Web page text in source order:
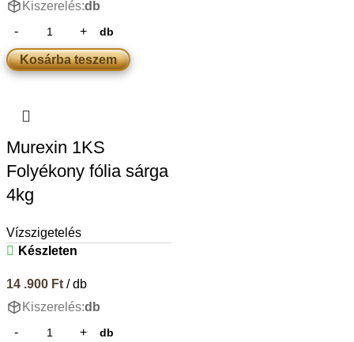
Kiszerelés:db
db
Kosárba teszem
Murexin 1KS
Folyékony fólia sárga
4kg
Vízszigetelés
Készleten
14 .900 Ft/ db
Kiszerelés:db
db